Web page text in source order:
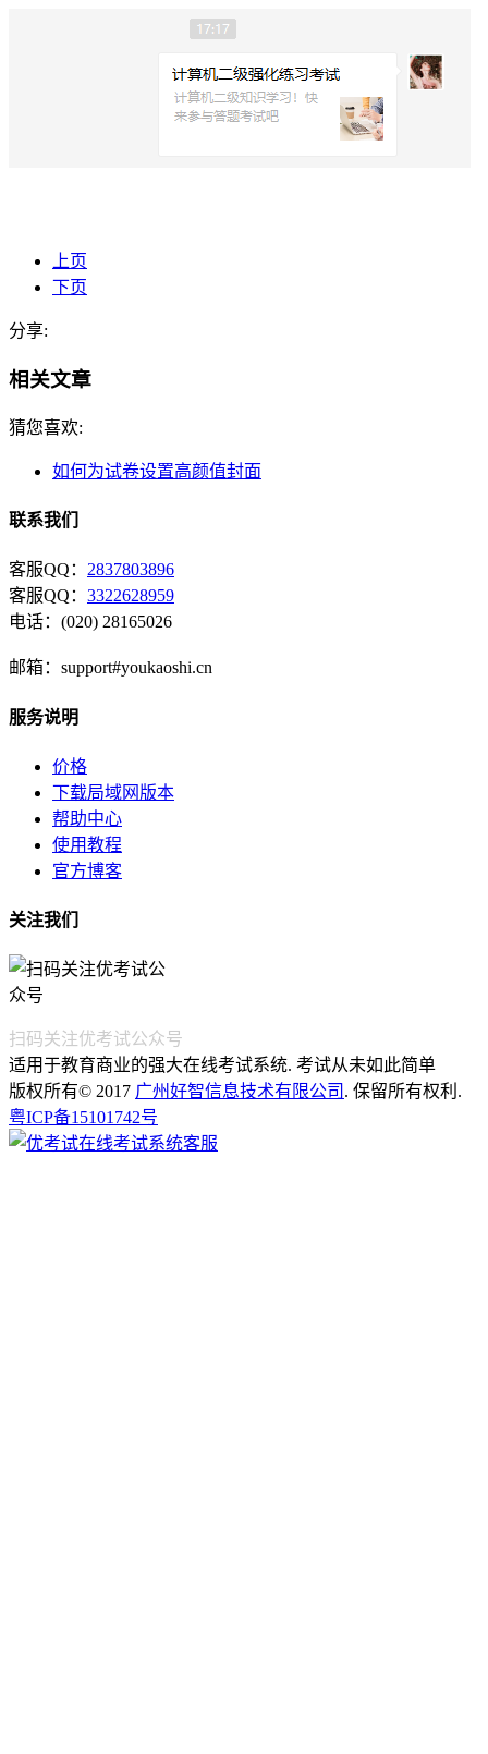
上页
下页
分享:
相关文章
猜您喜欢:
如何为试卷设置高颜值封面
联系我们
客服QQ： 2837803896
客服QQ： 3322628959
电话：(020) 28165026
邮箱：support#youkaoshi.cn
服务说明
价格
下载局域网版本
帮助中心
使用教程
官方博客
关注我们
扫码关注优考试公众号
适用于教育商业的强大在线考试系统. 考试从未如此简单
版权所有© 2017 广州好智信息技术有限公司 . 保留所有权利.
粤ICP备15101742号